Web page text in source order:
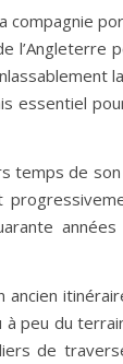
compagnie
l’Angleterre
essentiel
temps de
peu du
de